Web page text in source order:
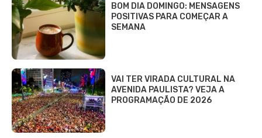
BOM DIA DOMINGO: MENSAGENS
POSITIVAS PARA COMEÇAR A
SEMANA
VAI TER VIRADA CULTURAL NA
AVENIDA PAULISTA? VEJA A
PROGRAMAÇÃO DE 2026